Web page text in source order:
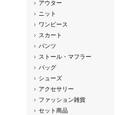
アウター
ニット
ワンピース
スカート
パンツ
ストール・マフラー
バッグ
シューズ
アクセサリー
ファッション雑貨
セット商品